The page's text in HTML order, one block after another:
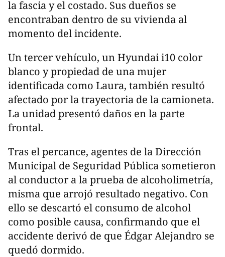
la fascia y el costado. Sus dueños se
encontraban dentro de su vivienda al
momento del incidente.
Un tercer vehículo, un Hyundai i10 color
blanco y propiedad de una mujer
identificada como Laura, también resultó
afectado por la trayectoria de la camioneta.
La unidad presentó daños en la parte
frontal.
Tras el percance, agentes de la Dirección
Municipal de Seguridad Pública sometieron
al conductor a la prueba de alcoholimetría,
misma que arrojó resultado negativo. Con
ello se descartó el consumo de alcohol
como posible causa, confirmando que el
accidente derivó de que Édgar Alejandro se
quedó dormido.